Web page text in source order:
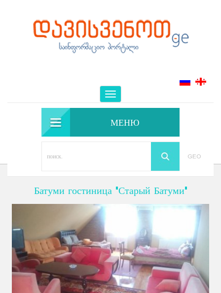
Toggle
navigation
МЕНЮ
GEO
Батуми гостиница "Старый Батуми"